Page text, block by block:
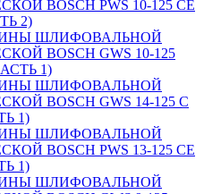
BOSCH PWS 10-125 CE
2)
ШЛИФОВАЛЬНОЙ
BOSCH GWS 10-125
1)
ШЛИФОВАЛЬНОЙ
BOSCH GWS 14-125 C
1)
ШЛИФОВАЛЬНОЙ
BOSCH PWS 13-125 CE
1)
ШЛИФОВАЛЬНОЙ